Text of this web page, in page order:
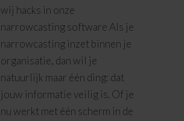
wij hacks in onze
narrowcasting software Als je
narrowcasting inzet binnen je
organisatie, dan wil je
natuurlijk maar één ding: dat
jouw informatie veilig is. Of je
nu werkt met één scherm in de